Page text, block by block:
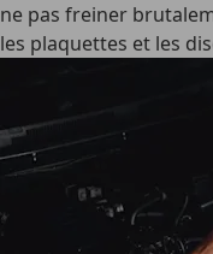
ne pas freiner
les plaquettes et les